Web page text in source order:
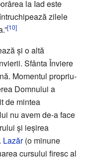
la Iad este
zilele
[10]
și o altă
Sfânta Înviere
Momentul propriu-
Domnului a
de mintea
nu avem de-a face
și ieșirea
Lazăr(o minune
cursului firesc al